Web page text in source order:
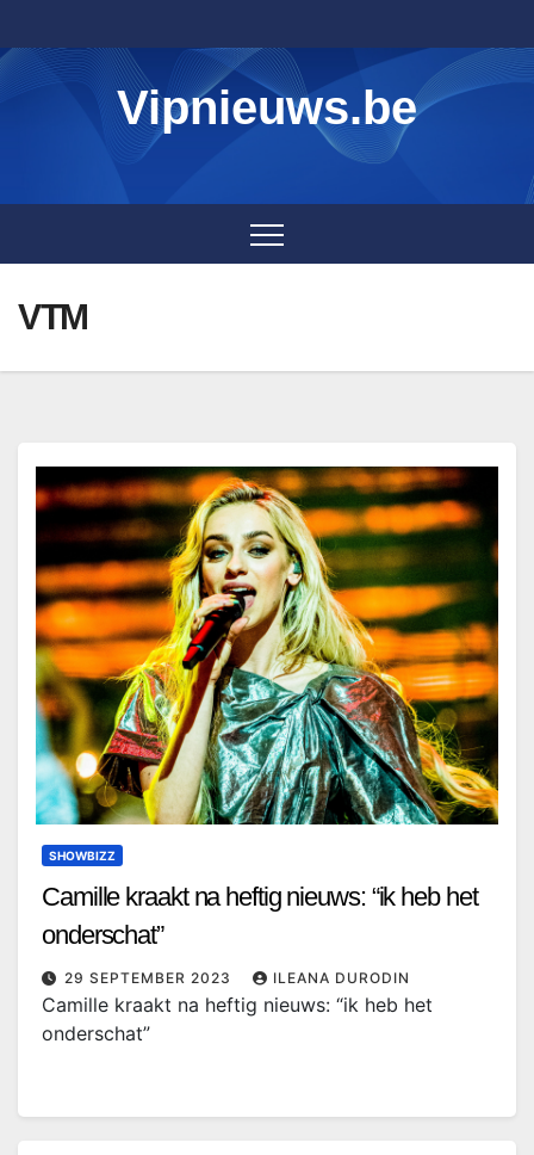
to
content
Vipnieuws.be
VTM
SHOWBIZZ
Camille kraakt na heftig nieuws: “ik heb het
onderschat”
29 SEPTEMBER 2023 ILEANA DURODIN
Camille kraakt na heftig nieuws: “ik heb het
onderschat”